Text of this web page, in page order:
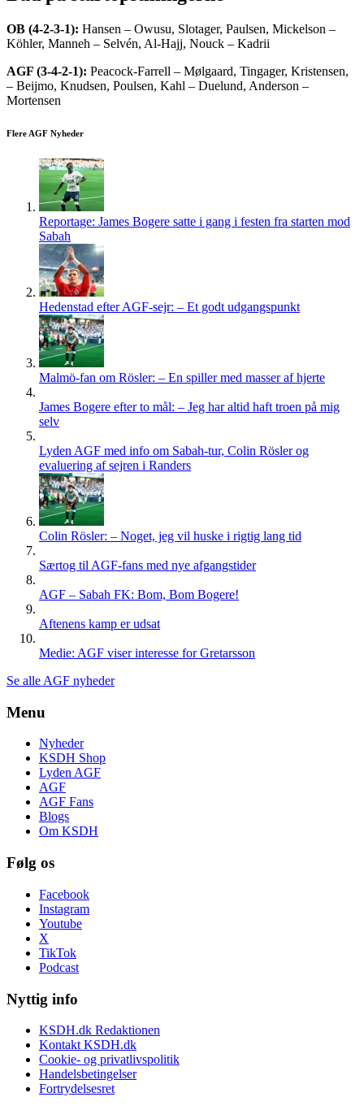
OB (4-2-3-1): Hansen – Owusu, Slotager, Paulsen, Mickelson –
Köhler, Manneh – Selvén, Al-Hajj, Nouck – Kadrii
AGF (3-4-2-1): Peacock-Farrell – Mølgaard, Tingager, Kristensen,
– Beijmo, Knudsen, Poulsen, Kahl – Duelund, Anderson –
Mortensen
Flere AGF Nyheder
Reportage: James Bogere satte i gang i festen fra starten mod
Sabah
Hedenstad efter AGF-sejr: – Et godt udgangspunkt
Malmö-fan om Rösler: – En spiller med masser af hjerte
James Bogere efter to mål: – Jeg har altid haft troen på mig
selv
Lyden AGF med info om Sabah-tur, Colin Rösler og
evaluering af sejren i Randers
Colin Rösler: – Noget, jeg vil huske i rigtig lang tid
Særtog til AGF-fans med nye afgangstider
AGF – Sabah FK: Bom, Bom Bogere!
Aftenens kamp er udsat
Medie: AGF viser interesse for Gretarsson
Se alle AGF nyheder
Menu
Nyheder
KSDH Shop
Lyden AGF
AGF
AGF Fans
Blogs
Om KSDH
Følg os
Facebook
Instagram
Youtube
X
TikTok
Podcast
Nyttig info
KSDH.dk Redaktionen
Kontakt KSDH.dk
Cookie- og privatlivspolitik
Handelsbetingelser
Fortrydelsesret